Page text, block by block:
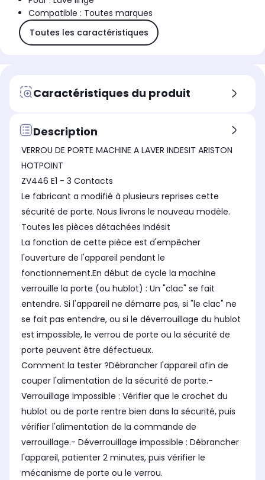
Compatible : Toutes marques
Toutes les caractéristiques
Caractéristiques du produit
Description
VERROU DE PORTE MACHINE A LAVER INDESIT ARISTON
HOTPOINT
ZV446 E1 - 3 Contacts
Le fabricant a modifié à plusieurs reprises cette
sécurité de porte. Nous livrons le nouveau modèle.
Toutes les pièces détachées Indésit
La fonction de cette pièce est d'empêcher
l'ouverture de l'appareil pendant le
fonctionnement.En début de cycle la machine
verrouille la porte (ou hublot) : Un "clac" se fait
entendre. Si l'appareil ne démarre pas, si "le clac" ne
se fait pas entendre, ou si le déverrouillage du hublot
est impossible, le verrou de porte ou la sécurité de
porte peuvent être défectueux.
Comment la tester ?Débrancher l'appareil afin de
couper l'alimentation de la sécurité de porte.-
Verrouillage impossible : Vérifier que le crochet du
hublot ou de porte rentre bien dans la sécurité, puis
vérifier l'alimentation de la commande de
verrouillage.- Déverrouillage impossible : Débrancher
l'appareil, patienter 2 minutes, puis vérifier le
mécanisme de porte ou le verrou.